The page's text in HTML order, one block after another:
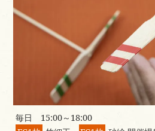
毎日 15:00～18:00